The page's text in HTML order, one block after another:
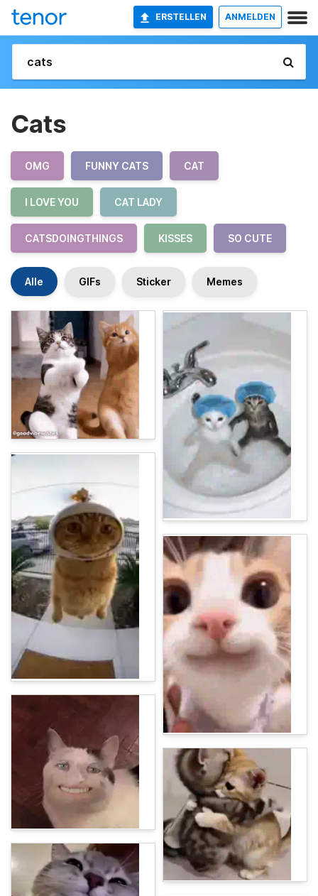
ERSTELLEN ANMELDEN
Cats
OMG FUNNY CATS CAT
I LOVE YOU CAT LADY
CATSDOINGTHINGS KISSES SO CUTE
Alle GIFs Sticker Memes